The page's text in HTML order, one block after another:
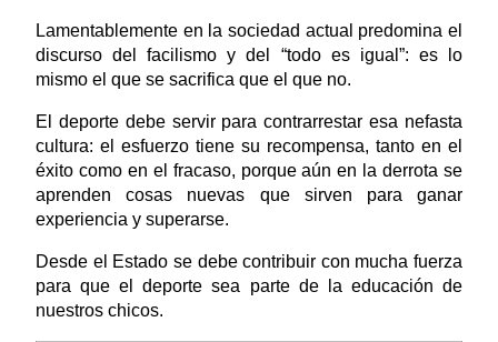
Lamentablemente en la sociedad actual predomina el
discurso del facilismo y del “todo es igual”: es lo
mismo el que se sacrifica que el que no.
El deporte debe servir para contrarrestar esa nefasta
cultura: el esfuerzo tiene su recompensa, tanto en el
éxito como en el fracaso, porque aún en la derrota se
aprenden cosas nuevas que sirven para ganar
experiencia y superarse.
Desde el Estado se debe contribuir con mucha fuerza
para que el deporte sea parte de la educación de
nuestros chicos.